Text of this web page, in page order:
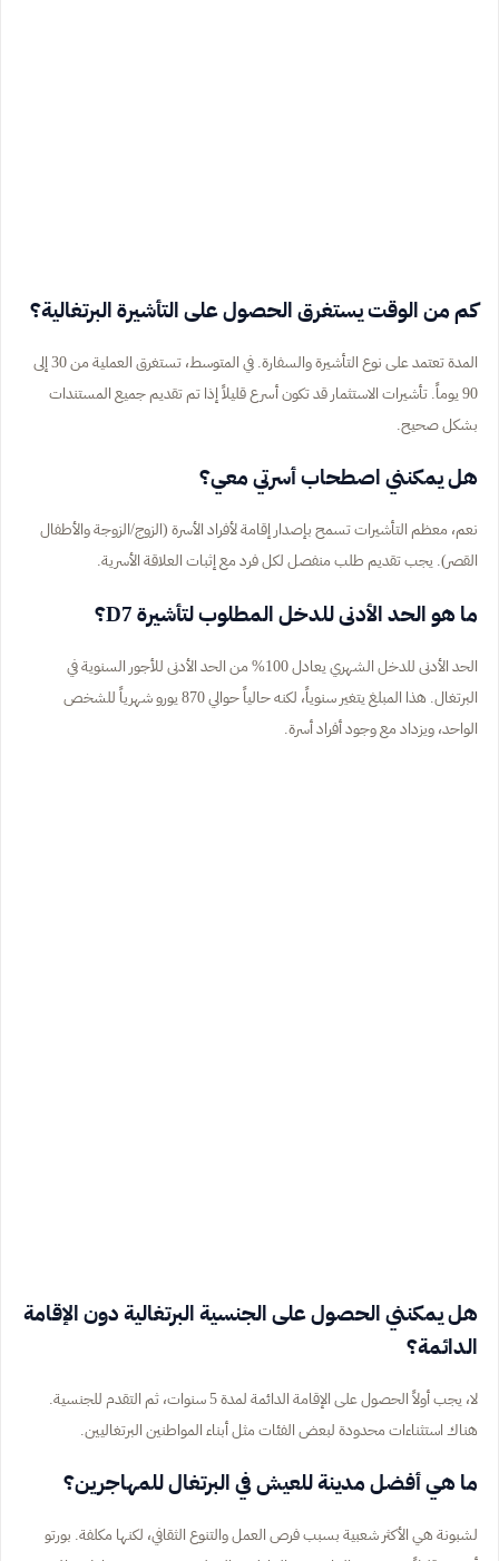
كم من الوقت يستغرق الحصول على التأشيرة البرتغالية؟
المدة تعتمد على نوع التأشيرة والسفارة. في المتوسط، تستغرق العملية من 30 إلى
90 يوماً. تأشيرات الاستثمار قد تكون أسرع قليلاً إذا تم تقديم جميع المستندات
بشكل صحيح.
هل يمكنني اصطحاب أسرتي معي؟
نعم، معظم التأشيرات تسمح بإصدار إقامة لأفراد الأسرة (الزوج/الزوجة والأطفال
القصر). يجب تقديم طلب منفصل لكل فرد مع إثبات العلاقة الأسرية.
ما هو الحد الأدنى للدخل المطلوب لتأشيرة D7؟
الحد الأدنى للدخل الشهري يعادل 100% من الحد الأدنى للأجور السنوية في
البرتغال. هذا المبلغ يتغير سنوياً، لكنه حالياً حوالي 870 يورو شهرياً للشخص
الواحد، ويزداد مع وجود أفراد أسرة.
هل يمكنني الحصول على الجنسية البرتغالية دون الإقامة
الدائمة؟
لا، يجب أولاً الحصول على الإقامة الدائمة لمدة 5 سنوات، ثم التقدم للجنسية.
هناك استثناءات محدودة لبعض الفئات مثل أبناء المواطنين البرتغاليين.
ما هي أفضل مدينة للعيش في البرتغال للمهاجرين؟
لشبونة هي الأكثر شعبية بسبب فرص العمل والتنوع الثقافي، لكنها مكلفة. بورتو